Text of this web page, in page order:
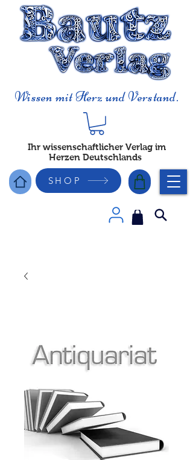
Wissen mit Herz und Verstand.
Ihr wissenschaftlicher Verlag im
Herzen Deutschlands
SHOP